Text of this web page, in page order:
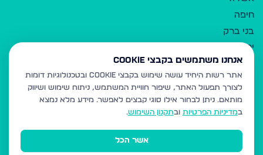
חיפה
בני ברק
ירושלים
אלעד
גבעת זאב
בית שמש
רכסים
מודיעין עילית
אנחנו משתמשים בקבצי Cookie
אתר רשות היחיד עושה שימוש בקבצי Cookie ובטכנולוגיות דומות
לצורך תפעול האתר, שיפור חוויית המשתמש, ניתוח שימוש ושיווק
מותאם. ניתן לבחור אילו סוגי קבצים לאפשר. מידע מלא נמצא
במדיניות הפרטיות ובתקנון השימוש.
אשר הכל